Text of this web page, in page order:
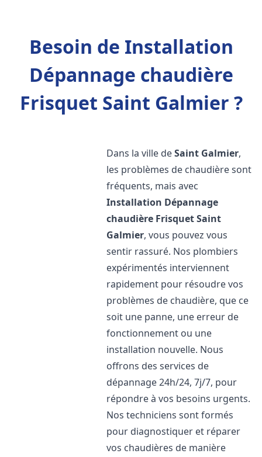
Besoin de Installation
Dépannage chaudière
Frisquet Saint Galmier ?
Dans la ville deSaint Galmier,
les problèmes de chaudière sont
fréquents, mais avec
Installation Dépannage
chaudière FrisquetSaint
Galmier, vous pouvez vous
sentir rassuré. Nos plombiers
expérimentés interviennent
rapidement pour résoudre vos
problèmes de chaudière, que ce
soit une panne, une erreur de
fonctionnement ou une
installation nouvelle. Nous
offrons des services de
dépannage 24h/24, 7j/7, pour
répondre à vos besoins urgents.
Nos techniciens sont formés
pour diagnostiquer et réparer
vos chaudières de manière